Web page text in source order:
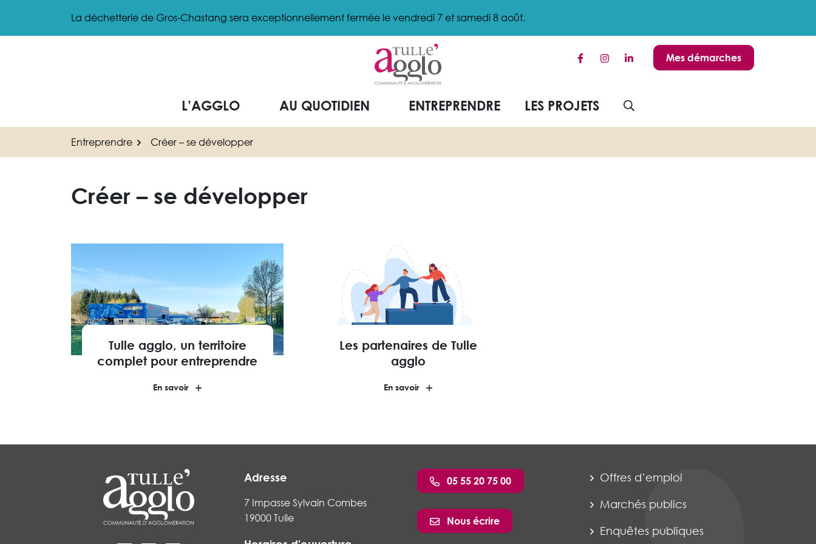
contenu
La déchetterie de Gros-Chastang sera exceptionnellement fermée le vendredi 7 et samedi 8 août.
Lien vers le compte Facebook
Lien vers le compte Instagram
Lien vers le compte Linkedin
Mes démarches
L’AGGLO AU QUOTIDIEN ENTREPRENDRE LES PROJETS AFFICHER LA RECHERCHE
Entreprendre Créer – se développer
Créer – se développer
Tulle agglo, un territoire
complet pour entreprendre
En savoir
Les partenaires de Tulle
agglo
En savoir
Adresse
7 Impasse Sylvain Combes
19000 Tulle
05 55 20 75 00
Nous écrire
Offres d’emploi
Marchés publics
Enquêtes publiques